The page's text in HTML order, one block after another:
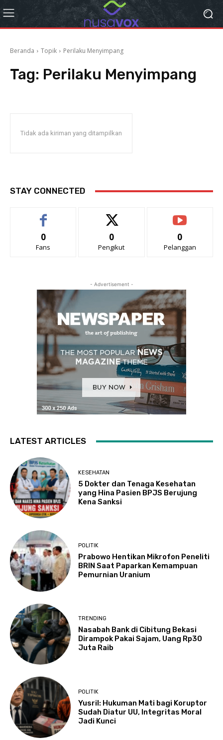
Beranda Topik Perilaku Menyimpang
Tag: Perilaku Menyimpang
Tidak ada kiriman yang ditampilkan
STAY CONNECTED
0
Fans
0
Pengikut
0
Pelanggan
- Advertisement -
LATEST ARTICLES
KESEHATAN
5 Dokter dan Tenaga Kesehatan
yang Hina Pasien BPJS Berujung
Kena Sanksi
POLITIK
Prabowo Hentikan Mikrofon Peneliti
BRIN Saat Paparkan Kemampuan
Pemurnian Uranium
TRENDING
Nasabah Bank di Cibitung Bekasi
Dirampok Pakai Sajam, Uang Rp30
Juta Raib
POLITIK
Yusril: Hukuman Mati bagi Koruptor
Sudah Diatur UU, Integritas Moral
Jadi Kunci